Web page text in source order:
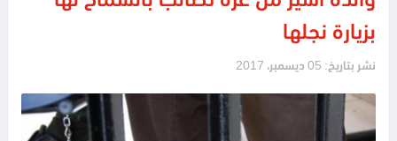
بزيارة نجلها
نشر بتاريخ: 05 ديسمبر، 2017